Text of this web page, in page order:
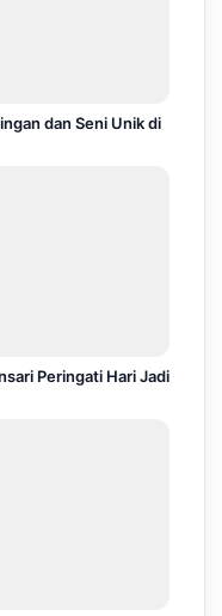
dan Seni Unik di
Peringati Hari Jadi